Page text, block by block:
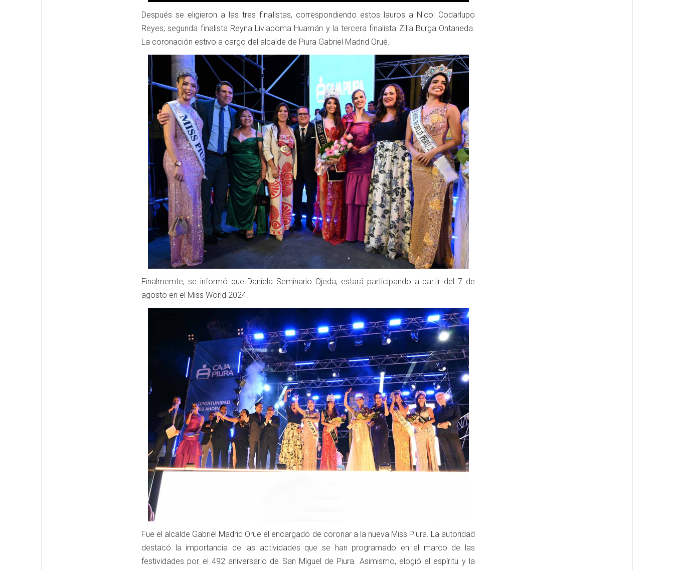
Después se eligieron a las tres finalistas, correspondiendo estos lauros a Nicol Codarlupo
Reyes; segunda finalista Reyna Liviapoma Huamán y la tercera finalista Zilia Burga Ontaneda.
La coronación estivo a cargo del alcalde de Piura Gabriel Madrid Orué.
Finalmemte, se informó que Daniela Seminario Ojeda, estará participando a partir del 7 de
agosto en el Miss World 2024.
Fue el alcalde Gabriel Madrid Orue el encargado de coronar a la nueva Miss Piura. La autoridad
destacó la importancia de las actividades que se han programado en el marco de las
festividades por el 492 aniversario de San Miguel de Piura. Asimismo, elogió el espíritu y la